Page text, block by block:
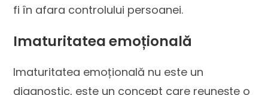
fi în afara controlului persoanei.
Imaturitatea emoțională
Imaturitatea emoțională nu este un
diagnostic, este un concept care reunește o